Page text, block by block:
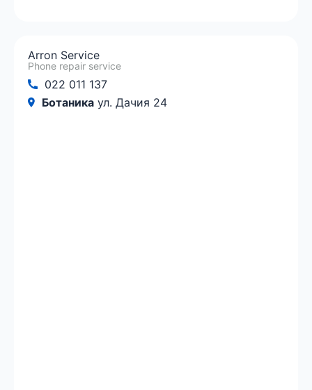
Arron Service
Phone repair service
022 011 137
Ботаника ул. Дачия 24